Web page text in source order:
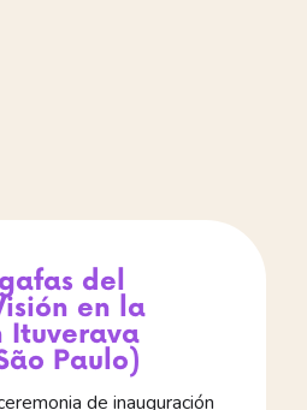
del
en la
Ituverava
Paulo)
de inauguración